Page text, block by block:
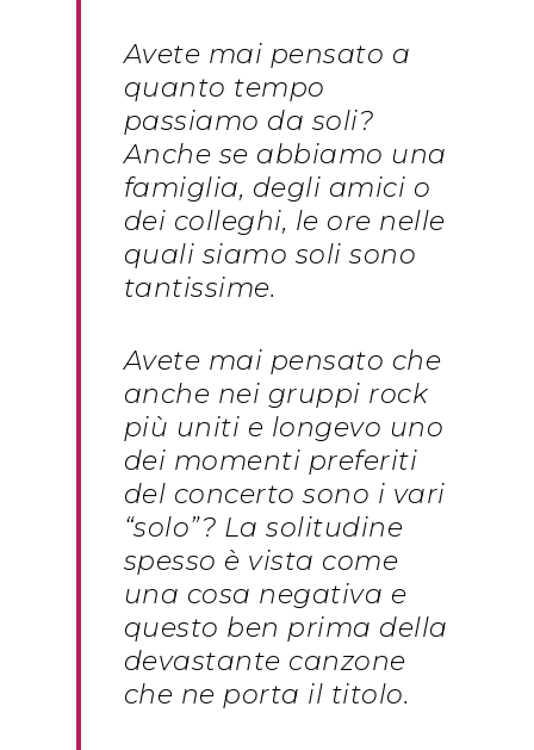
Avete mai pensato a
quanto tempo
passiamo da soli?
Anche se abbiamo una
famiglia, degli amici o
dei colleghi, le ore nelle
quali siamo soli sono
tantissime.
Avete mai pensato che
anche nei gruppi rock
più uniti e longevo uno
dei momenti preferiti
del concerto sono i vari
“solo”? La solitudine
spesso è vista come
una cosa negativa e
questo ben prima della
devastante canzone
che ne porta il titolo.